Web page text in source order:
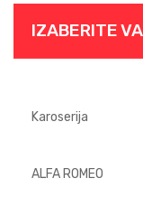
IZABERITE